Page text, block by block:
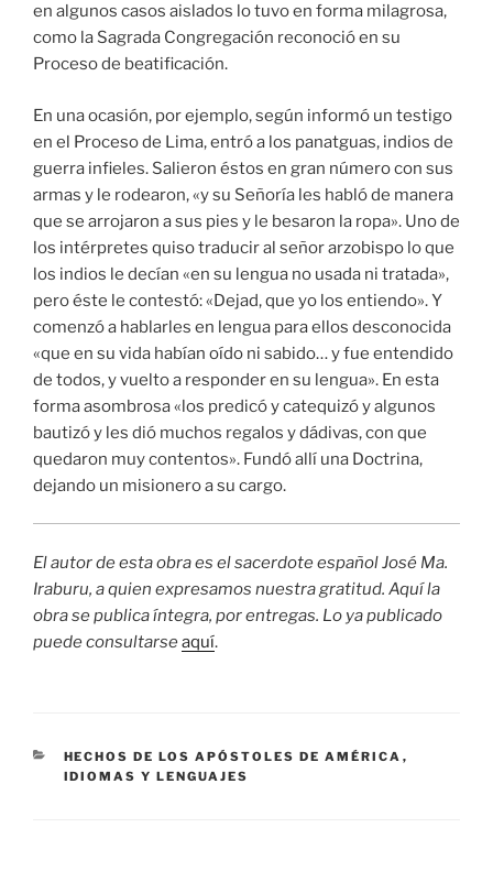
en algunos casos aislados lo tuvo en forma milagrosa,
como la Sagrada Congregación reconoció en su
Proceso de beatificación.
En una ocasión, por ejemplo, según informó un testigo
en el Proceso de Lima, entró a los panatguas, indios de
guerra infieles. Salieron éstos en gran número con sus
armas y le rodearon, «y su Señoría les habló de manera
que se arrojaron a sus pies y le besaron la ropa». Uno de
los intérpretes quiso traducir al señor arzobispo lo que
los indios le decían «en su lengua no usada ni tratada»,
pero éste le contestó: «Dejad, que yo los entiendo». Y
comenzó a hablarles en lengua para ellos desconocida
«que en su vida habían oído ni sabido… y fue entendido
de todos, y vuelto a responder en su lengua». En esta
forma asombrosa «los predicó y catequizó y algunos
bautizó y les dió muchos regalos y dádivas, con que
quedaron muy contentos». Fundó allí una Doctrina,
dejando un misionero a su cargo.
El autor de esta obra es el sacerdote español José Ma.
Iraburu, a quien expresamos nuestra gratitud. Aquí la
obra se publica íntegra, por entregas. Lo ya publicado
puede consultarseaquí.
CATEGORÍAS
HECHOS DE LOS APÓSTOLES DE AMÉRICA ,
IDIOMAS Y LENGUAJES